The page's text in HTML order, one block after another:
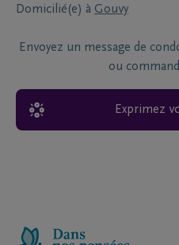
Domicilié(e) à Gouvy
Envoyez un message de
ou
Exprimez